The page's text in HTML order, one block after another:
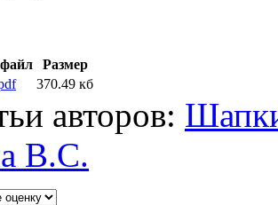
Размер
370.49 кб
авторов:
B.C.